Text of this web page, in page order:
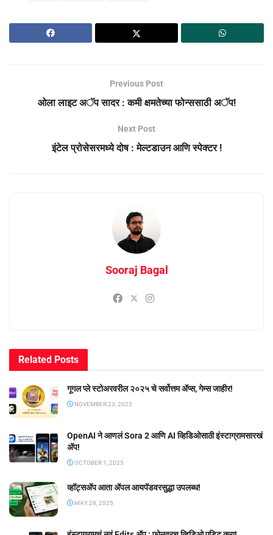
Previous Post
ओला लाइट अॅप सादर : कमी क्षमतेच्या फोन्ससाठी अॅप!
Next Post
इंटेल प्रोसेसरमध्ये दोष : मेल्टडाउन आणि स्पेक्टर !
Sooraj Bagal
Related Posts
गूगल प्ले स्टोअरवरील २०२५ चे सर्वोत्तम ॲप्स, गेम्स जाहीर!
NOVEMBER 23, 2025
OpenAI ने आणलं Sora 2 आणि AI व्हिडिओसाठी इंस्टाग्रामसारखं
अ‍ॅप!
OCTOBER 1, 2025
व्हॉट्सॲप आता ॲपल आयपॅडवरसुद्धा उपलब्ध!
MAY 28, 2025